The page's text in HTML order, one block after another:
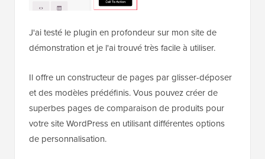
J'ai testé le plugin en profondeur sur mon site de
démonstration et je l'ai trouvé très facile à utiliser.
Il offre un constructeur de pages par glisser-déposer
et des modèles prédéfinis. Vous pouvez créer de
superbes pages de comparaison de produits pour
votre site WordPress en utilisant différentes options
de personnalisation.